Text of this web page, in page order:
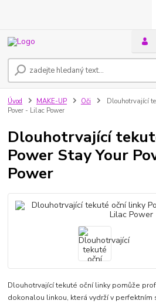
Úvod MAKE-UP Oči
Dlouhotrvající
Pover - Lilac Power
Dlouhotrvající
Power Stay Your
Power
Dlouhotrvající tekuté oční linky pomůže
dokonalou linkou, která vydrží v perfektním